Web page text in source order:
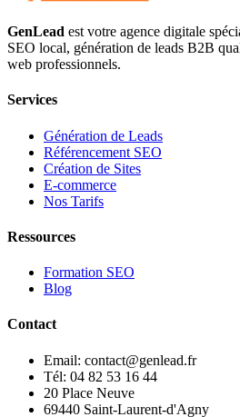
GenLead est votre agence digitale
SEO local, génération de leads B2B
web professionnels.
Services
Génération de Leads
Référencement SEO
Création de Sites
E-commerce
Nos Tarifs
Ressources
Formation SEO
Blog
Contact
Email: contact@genlead.fr
Tél: 04 82 53 16 44
20 Place Neuve
69440 Saint-Laurent-d'Agny